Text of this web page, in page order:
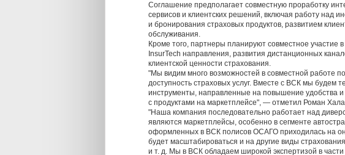
Соглашение предполагает совместную проработку
сервисов и клиентских решений, включая работу над
и бронирования страховых продуктов, развитием
обслуживания.
Кроме того, партнеры планируют совместное участие
InsurTech направления, развития дистанционных
клиентской ценности страхования.
"Мы видим много возможностей в совместной работе
доступность страховых услуг. Вместе с ВСК мы будем
инструменты, направленные на повышение удобства
с продуктами на маркетплейсе", — отметил Роман
"Наша компания последовательно работает над
являются маркетплейсы, особенно в сегменте
оформленных в ВСК полисов ОСАГО приходилась на
будет масштабироваться и на другие виды
и т. д. Мы в ВСК обладаем широкой экспертизой в